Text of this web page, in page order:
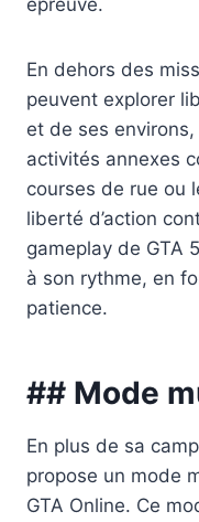
En dehors des
peuvent explorer
et de ses
activités annexes
courses de rue ou
liberté d’action
gameplay de GTA
à son rythme, en
patience.
## Mode
En plus de sa
propose un mode
GTA Online. Ce